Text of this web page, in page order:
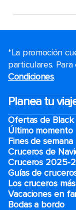
*La promoción
particulares.
Condiciones.
Planea tu
Ofertas de Black
Último momento
Fines de semana
Cruceros de
Cruceros 2025-
Guías de
Los cruceros
Vacaciones en
Bodas a bordo